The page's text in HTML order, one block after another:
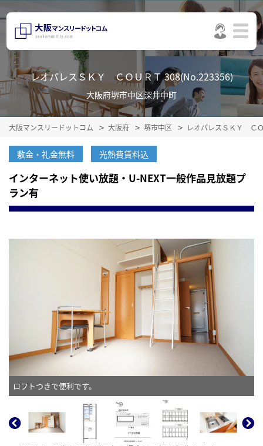
レオパレスＳＫＹ ＣＯＵＲＴ 308(No.223356)
大阪府堺市中区深井中町
大阪マンスリードットコム 大阪府 堺市中区 レオパレスＳＫＹ Ｃ
敷金・礼金無料 光熱費賃料込
インターネット使い放題・U-NEXT一般作品見放題プ
ラン有
ロフトつきで便利です。